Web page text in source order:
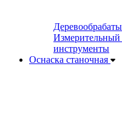
Измерительный
инструменты
Оснаска станочная